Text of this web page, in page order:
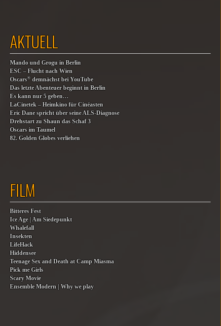
AKTUELL
Mando und Grogu in Berlin
ESC – Flucht nach Wien
Oscars® demnächst bei YouTube
Das letzte Abenteuer beginnt in Berlin
Es kann nur 5 geben…
LaCinetek – Heimkino für Cinéasten
Eric Dane spricht über seine ALS-Diagnose
Drehstart zu Shaun das Schaf 3
Oscars im Taumel
82. Golden Globes verliehen
FILM
Bitteres Fest
Ice Age | Am Siedepunkt
Whalefall
Insekten
LifeHack
Hiddensee
Teenage Sex and Death at Camp Miasma
Pick me Girls
Scary Movie
Ensemble Modern | Why we play